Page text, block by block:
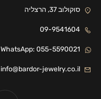
סוקולוב 37, הרצליה
09-9541604
WhatsApp: 055-5590021
info@bardor-jewelry.co.il